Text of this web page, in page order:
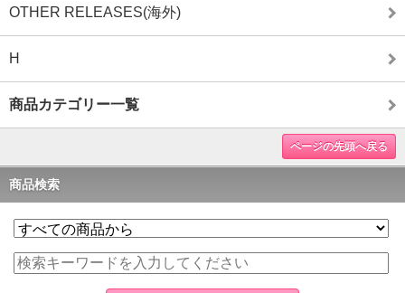
OTHER RELEASES(海外)
H
商品カテゴリー一覧
ページの先頭へ戻る
商品検索